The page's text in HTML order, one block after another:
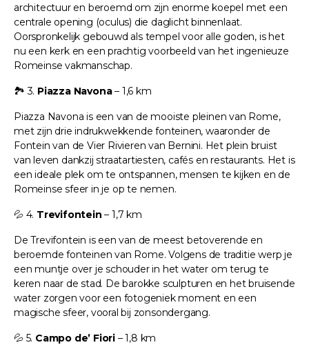
architectuur en beroemd om zijn enorme koepel met een
centrale opening (oculus) die daglicht binnenlaat.
Oorspronkelijk gebouwd als tempel voor alle goden, is het
nu een kerk en een prachtig voorbeeld van het ingenieuze
Romeinse vakmanschap.
🏞️ 3. Piazza Navona– 1,6 km
Piazza Navona is een van de mooiste pleinen van Rome,
met zijn drie indrukwekkende fonteinen, waaronder de
Fontein van de Vier Rivieren van Bernini. Het plein bruist
van leven dankzij straatartiesten, cafés en restaurants. Het is
een ideale plek om te ontspannen, mensen te kijken en de
Romeinse sfeer in je op te nemen.
💦 4. Trevifontein – 1,7 km
De Trevifontein is een van de meest betoverende en
beroemde fonteinen van Rome. Volgens de traditie werp je
een muntje over je schouder in het water om terug te
keren naar de stad. De barokke sculpturen en het bruisende
water zorgen voor een fotogeniek moment en een
magische sfeer, vooral bij zonsondergang.
💦 5. Campo de’ Fiori – 1,8 km